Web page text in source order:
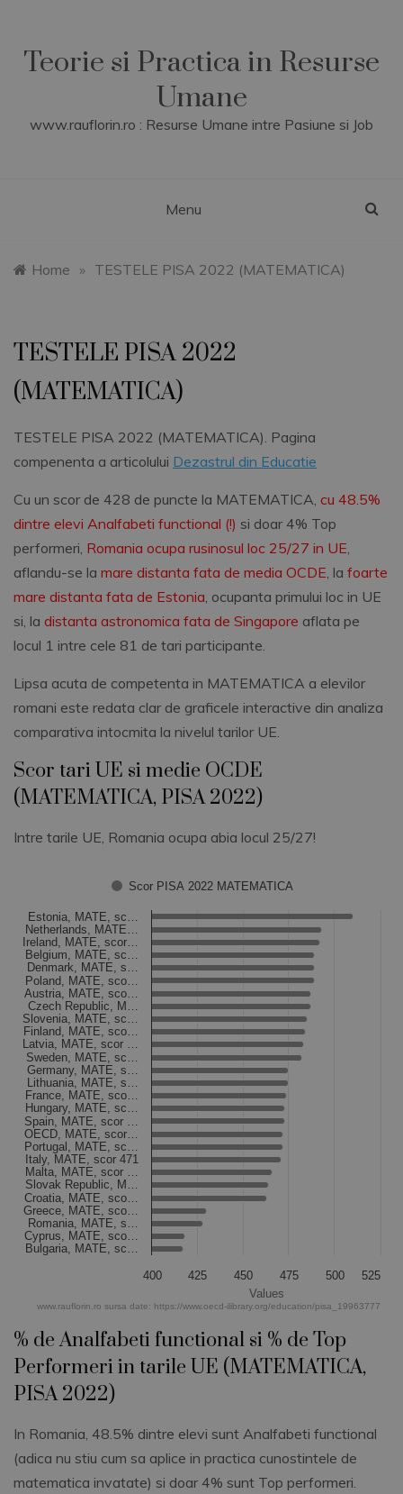
contentTeorie si Practica in Resurse
Umane
www.rauflorin.ro : Resurse Umane intre Pasiune si Job
Menu
Home » TESTELE PISA 2022 (MATEMATICA)
TESTELE PISA 2022
(MATEMATICA)
TESTELE PISA 2022 (MATEMATICA). Pagina
compenenta a articolului Dezastrul din Educatie
Cu un scor de 428 de puncte la MATEMATICA, cu 48.5%
dintre elevi Analfabeti functional (!) si doar 4% Top
performeri, Romania ocupa rusinosul loc 25/27 in UE,
aflandu-se la mare distanta fata de media OCDE, la foarte
mare distanta fata de Estonia, ocupanta primului loc in UE
si, la distanta astronomica fata de Singapore aflata pe
locul 1 intre cele 81 de tari participante.
Lipsa acuta de competenta in MATEMATICA a elevilor
romani este redata clar de graficele interactive din analiza
comparativa intocmita la nivelul tarilor UE.
Scor tari UE si medie OCDE
(MATEMATICA, PISA 2022)
Intre tarile UE, Romania ocupa abia locul 25/27!
Bar chart with 27 bars.
The chart has 1 X axis displaying categories.
The chart has 1 Y axis displaying Values. Data ranges from
Values
Scor PISA 2022 MATEMATICA
Estonia, MATE, sc…
Netherlands, MATE…
Ireland, MATE, scor…
Belgium, MATE, sc…
Denmark, MATE, s…
Poland, MATE, sco…
Austria, MATE, sco…
Czech Republic, M…
Slovenia, MATE, sc…
Finland, MATE, sco…
Latvia, MATE, scor …
Sweden, MATE, sc…
Germany, MATE, s…
Lithuania, MATE, s…
France, MATE, sco…
Hungary, MATE, sc…
Spain, MATE, scor …
OECD, MATE, scor…
Portugal, MATE, sc…
Italy, MATE, scor 471
Malta, MATE, scor …
Slovak Republic, M…
Croatia, MATE, sco…
Greece, MATE, sco…
Romania, MATE, s…
Cyprus, MATE, sco…
Bulgaria, MATE, sc…
400
500
425 450 475 525
www.rauflorin.ro sursa date: https://www.oecd-ilibrary.org/education/pisa_19963777
% de Analfabeti functional si % de Top
Performeri in tarile UE (MATEMATICA,
PISA 2022)
In Romania, 48.5% dintre elevi sunt Analfabeti functional
(adica nu stiu cum sa aplice in practica cunostintele de
matematica invatate) si doar 4% sunt Top performeri.